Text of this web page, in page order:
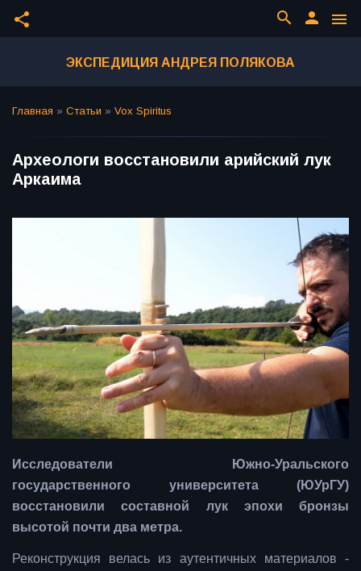
share menu
person
search
ЭКСПЕДИЦИЯ АНДРЕЯ ПОЛЯКОВА
Главная » Статьи » Vox Spiritus
Археологи восстановили арийский лук
Аркаима
Исследователи Южно-Уральского
государственного университета (ЮУрГУ)
восстановили составной лук эпохи бронзы
высотой почти два метра.
Реконструкция велась из аутентичных материалов -